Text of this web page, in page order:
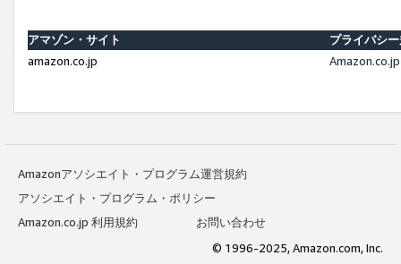
アマゾン・サイト
プライバシ
amazon.co.jp
Amazonアソシエイト・プログラム運営規約
アソシエイト・プログラム・ポリシー
Amazon.co.jp 利用規約
お問い合わせ
© 1996-2025, Amazon.com, Inc.